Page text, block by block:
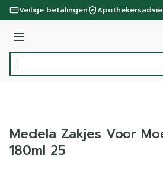
Ga naar de inhoud
Veilige betalingen
Menu
Product, merk, categorie...
Medela Zakjes Voor
180ml 25